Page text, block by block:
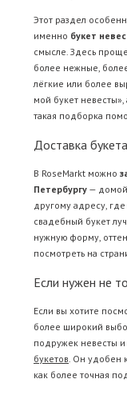
Этот раздел
именно букет
смысле. Здесь
более нежные,
лёгкие или более
мой букет невесты»,
такая подборка
Доставка
В RoseMarkt можно
Петербургу —
другому адресу,
свадебный букет
нужную форму,
посмотреть на
Если нужен не
Если вы хотите
более широкий
подружек невесты
букетов . Он удобен
как более точная